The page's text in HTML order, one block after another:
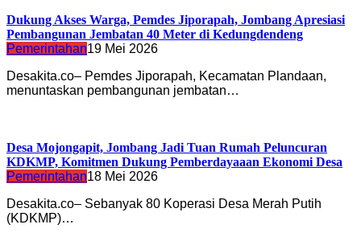
Dukung Akses Warga, Pemdes Jiporapah, Jombang Apresiasi
Pembangunan Jembatan 40 Meter di Kedungdendeng
Pemerintahan19 Mei 2026
Desakita.co– Pemdes Jiporapah, Kecamatan Plandaan,
menuntaskan pembangunan jembatan…
Desa Mojongapit, Jombang Jadi Tuan Rumah Peluncuran
KDKMP, Komitmen Dukung Pemberdayaaan Ekonomi Desa
Pemerintahan18 Mei 2026
Desakita.co– Sebanyak 80 Koperasi Desa Merah Putih
(KDKMP)…